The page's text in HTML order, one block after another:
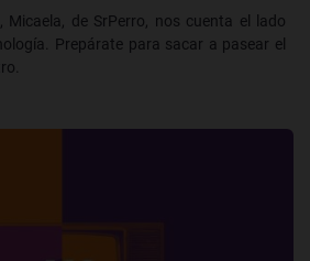
de SrPerro, nos cuenta el lado
Prepárate para sacar a pasear el